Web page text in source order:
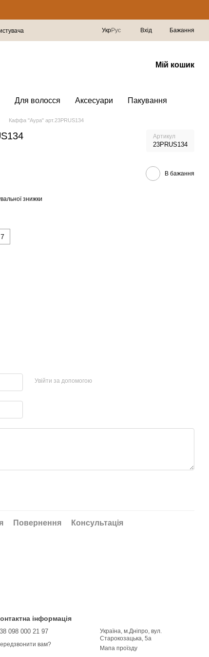
УкрРус Вхід Бажання
Мій кошик
Для волосся Аксесуари Пакування
Каффа "Аура" арт.23PRUS134
Артикул
23PRUS134
В бажання
знижки
7
Увійти за допомогою
Повернення Консультація
інформація
098 000 21 97
вам?
Україна, м.Дніпро, вул.
Старокозацька, 5а
Мапа проїзду